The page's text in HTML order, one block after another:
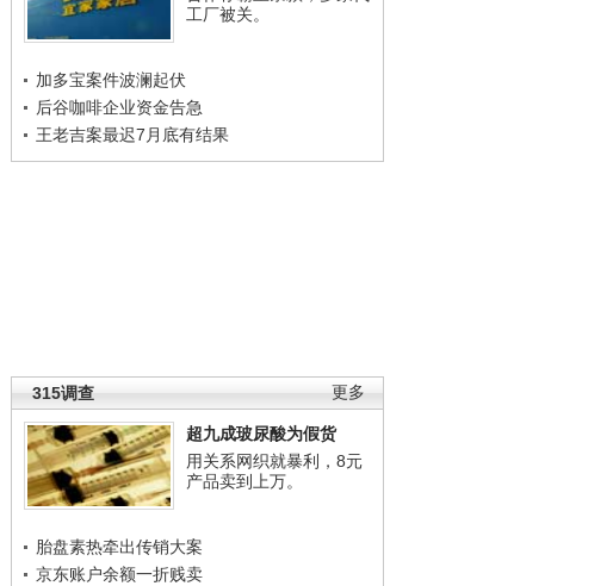
工厂被关。
加多宝案件波澜起伏
后谷咖啡企业资金告急
王老吉案最迟7月底有结果
更多
315调查
超九成玻尿酸为假货
用关系网织就暴利，8元
产品卖到上万。
胎盘素热牵出传销大案
京东账户余额一折贱卖